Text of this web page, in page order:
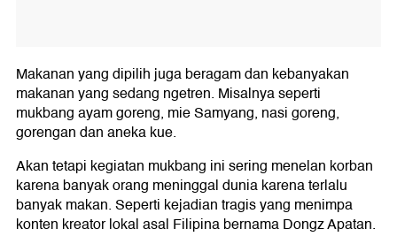
Makanan yang dipilih juga beragam dan kebanyakan
makanan yang sedang ngetren. Misalnya seperti
mukbang ayam goreng, mie Samyang, nasi goreng,
gorengan dan aneka kue.
Akan tetapi kegiatan mukbang ini sering menelan korban
karena banyak orang meninggal dunia karena terlalu
banyak makan. Seperti kejadian tragis yang menimpa
konten kreator lokal asal Filipina bernama Dongz Apatan.